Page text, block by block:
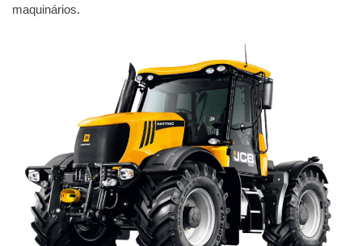
maquinários.